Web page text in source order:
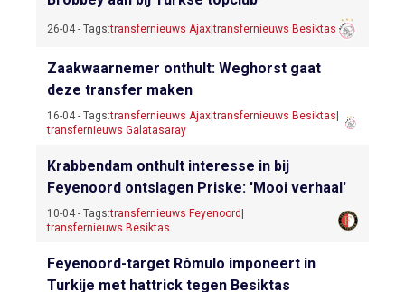
26-04 - Tags:transfernieuws Ajax|transfernieuws Besiktas
Zaakwaarnemer onthult: Weghorst gaat
deze transfer maken
16-04 - Tags:transfernieuws Ajax|transfernieuws Besiktas
transfernieuws Galatasaray
Krabbendam onthult interesse in bij
Feyenoord ontslagen Priske: 'Mooi verhaal'
10-04 - Tags:transfernieuws Feyenoord
transfernieuws Besiktas
Feyenoord-target Rômulo imponeert in
Turkije met hattrick tegen Besiktas